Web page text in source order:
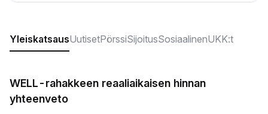
YleiskatsausUutisetPörssiSijoitusSosiaalinenUKK:t
WELL-rahakkeen reaaliaikaisen hinnan
yhteenveto